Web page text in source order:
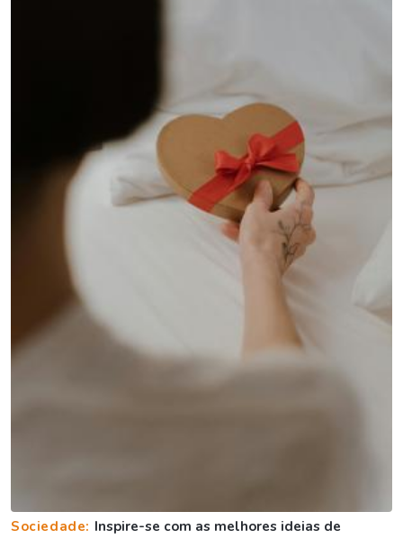
Sociedade: Inspire-se com as melhores ideias de